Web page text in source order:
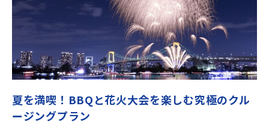
夏を満喫！BBQと花火大会を楽しむ究極のクル
ージングプラン